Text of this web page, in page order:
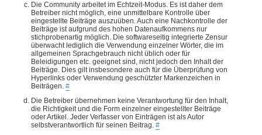
Die Community arbeitet im Echtzeit-Modus. Es ist daher dem
Betreiber nicht möglich, eine unmittelbare Kontrolle über
eingestellte Beiträge auszuüben. Auch eine Nachkontrolle der
Beiträge ist aufgrund des hohen Datenaufkommens nur
stichprobenartig möglich. Die softwareseitig integrierte Zensur
überwacht lediglich die Verwendung einzelner Wörter, die im
allgemeinen Sprachgebrauch nicht üblich oder für
Beleidigungen etc. geeignet sind, nicht jedoch den Inhalt der
Beiträge. Dies gilt insbesondere auch für die Überprüfung von
Hyperlinks oder Verwendung geschützter Markenzeichen in
Beiträgen. #
Die Betreiber übernehmen keine Verantwortung für den Inhalt,
die Richtigkeit und die Form einzelner eingestellter Beiträge
oder Artikel. Jeder Verfasser von Einträgen ist als Autor
selbstverantwortlich für seinen Beitrag. #